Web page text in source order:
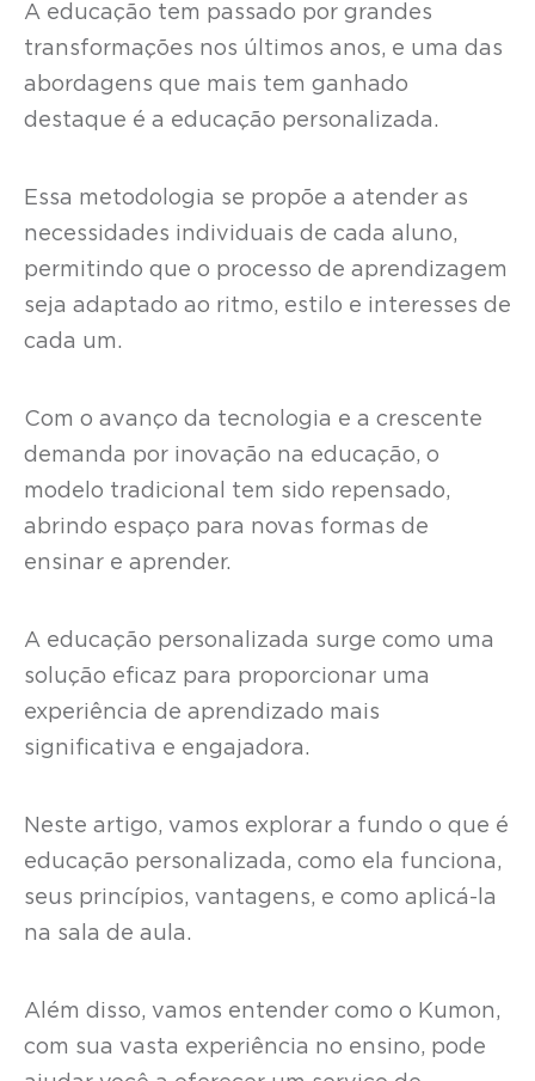
A educação tem passado por grandes
transformações nos últimos anos, e uma das
abordagens que mais tem ganhado
destaque é a educação personalizada.
Essa metodologia se propõe a atender as
necessidades individuais de cada aluno,
permitindo que o processo de aprendizagem
seja adaptado ao ritmo, estilo e interesses de
cada um.
Com o avanço da tecnologia e a crescente
demanda por inovação na educação, o
modelo tradicional tem sido repensado,
abrindo espaço para novas formas de
ensinar e aprender.
A educação personalizada surge como uma
solução eficaz para proporcionar uma
experiência de aprendizado mais
significativa e engajadora.
Neste artigo, vamos explorar a fundo o que é
educação personalizada, como ela funciona,
seus princípios, vantagens, e como aplicá-la
na sala de aula.
Além disso, vamos entender como o Kumon,
com sua vasta experiência no ensino, pode